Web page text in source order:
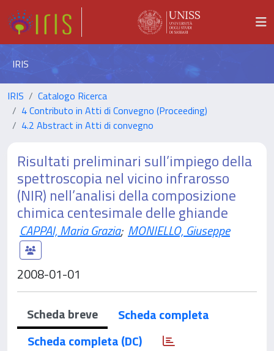
IRIS
IRIS
Catalogo Ricerca
4 Contributo in Atti di Convegno (Proceeding)
4.2 Abstract in Atti di convegno
Risultati preliminari sull’impiego della
spettroscopia nel vicino infrarosso
(NIR) nell’analisi della composizione
chimica centesimale delle ghiande
CAPPAI, Maria Grazia; MONIELLO, Giuseppe
2008-01-01
Scheda breve
Scheda completa
Scheda completa (DC)